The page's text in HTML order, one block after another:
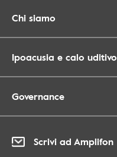
Chi siamo
Ipoacusia e calo uditivo
Governance
Scrivi ad Amplifon